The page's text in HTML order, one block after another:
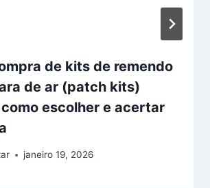
de kits de remendo
de ar (patch kits)
escolher e acertar
janeiro 19, 2026